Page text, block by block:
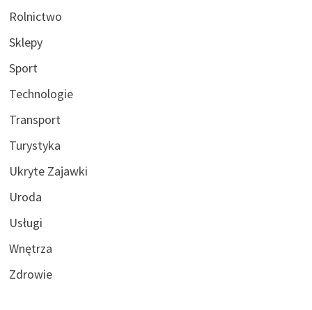
Rolnictwo
Sklepy
Sport
Technologie
Transport
Turystyka
Ukryte Zajawki
Uroda
Usługi
Wnętrza
Zdrowie